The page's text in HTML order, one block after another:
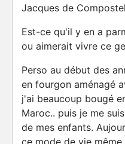
Jacques de
Est-ce qu'il y en a
ou aimerait vivre ce
Perso au début des
en fourgon aménagé
j'ai beaucoup bougé
Maroc.. puis je me
de mes enfants.
ce mode de vie